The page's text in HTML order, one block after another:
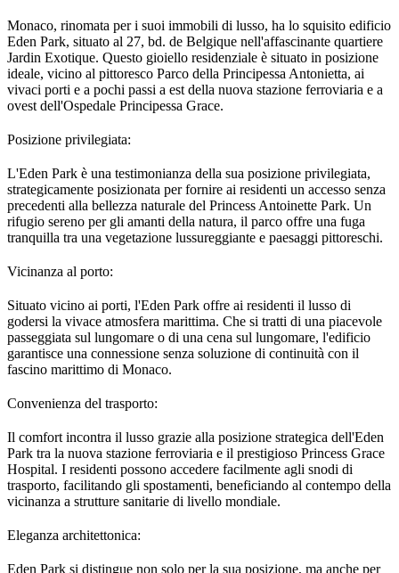
Monaco, rinomata per i suoi immobili di lusso, ha lo squisito edificio
Eden Park, situato al 27, bd. de Belgique nell'affascinante quartiere
Jardin Exotique. Questo gioiello residenziale è situato in posizione
ideale, vicino al pittoresco Parco della Principessa Antonietta, ai
vivaci porti e a pochi passi a est della nuova stazione ferroviaria e a
ovest dell'Ospedale Principessa Grace.
Posizione privilegiata:
L'Eden Park è una testimonianza della sua posizione privilegiata,
strategicamente posizionata per fornire ai residenti un accesso senza
precedenti alla bellezza naturale del Princess Antoinette Park. Un
rifugio sereno per gli amanti della natura, il parco offre una fuga
tranquilla tra una vegetazione lussureggiante e paesaggi pittoreschi.
Vicinanza al porto:
Situato vicino ai porti, l'Eden Park offre ai residenti il lusso di
godersi la vivace atmosfera marittima. Che si tratti di una piacevole
passeggiata sul lungomare o di una cena sul lungomare, l'edificio
garantisce una connessione senza soluzione di continuità con il
fascino marittimo di Monaco.
Convenienza del trasporto:
Il comfort incontra il lusso grazie alla posizione strategica dell'Eden
Park tra la nuova stazione ferroviaria e il prestigioso Princess Grace
Hospital. I residenti possono accedere facilmente agli snodi di
trasporto, facilitando gli spostamenti, beneficiando al contempo della
vicinanza a strutture sanitarie di livello mondiale.
Eleganza architettonica:
Eden Park si distingue non solo per la sua posizione, ma anche per